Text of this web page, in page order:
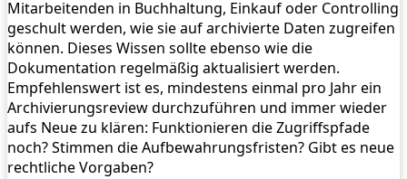
Mitarbeitenden in Buchhaltung, Einkauf oder Controlling
geschult werden, wie sie auf archivierte Daten zugreifen
können. Dieses Wissen sollte ebenso wie die
Dokumentation regelmäßig aktualisiert werden.
Empfehlenswert ist es, mindestens einmal pro Jahr ein
Archivierungsreview durchzuführen und immer wieder
aufs Neue zu klären: Funktionieren die Zugriffspfade
noch? Stimmen die Aufbewahrungsfristen? Gibt es neue
rechtliche Vorgaben?